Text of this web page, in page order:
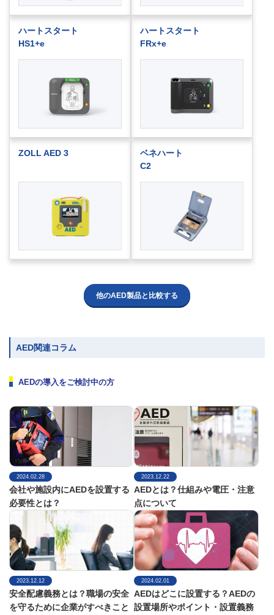
ハートスタート
HS1+e
ハートスタート
FRx+e
ZOLL AED 3
ベネハート
C2
他のAED製品と比較する
AED関連コラム
AEDの導入をご検討中の方
2024.02.28
会社や施設内にAEDを設置する
必要性とは？
2023.12.22
AEDとは？仕組みや電圧・注意
点について
2023.12.12
安全配慮義務とは？職場の安全
を守るために企業がすべきこと
2024.02.01
AEDはどこに設置する？AEDの
設置場所やポイント・設置義務